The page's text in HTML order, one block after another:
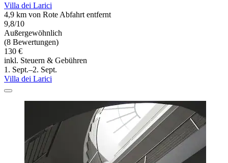
Villa dei Larici
4,9 km von Rote Abfahrt entfernt
9,8/10
Außergewöhnlich
(8 Bewertungen)
130 €
inkl. Steuern & Gebühren
1. Sept.–2. Sept.
Villa dei Larici